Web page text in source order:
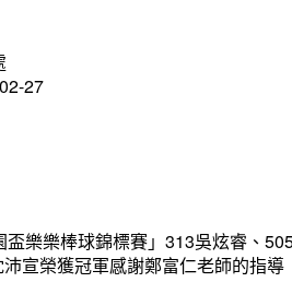
27
盃樂樂棒球錦標賽」313吳炫睿、
宣榮獲冠軍感謝鄭富仁老師的指導